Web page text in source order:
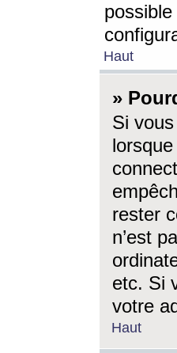
Haut
»
Si
rester
n’est
etc. Si
votre
Haut